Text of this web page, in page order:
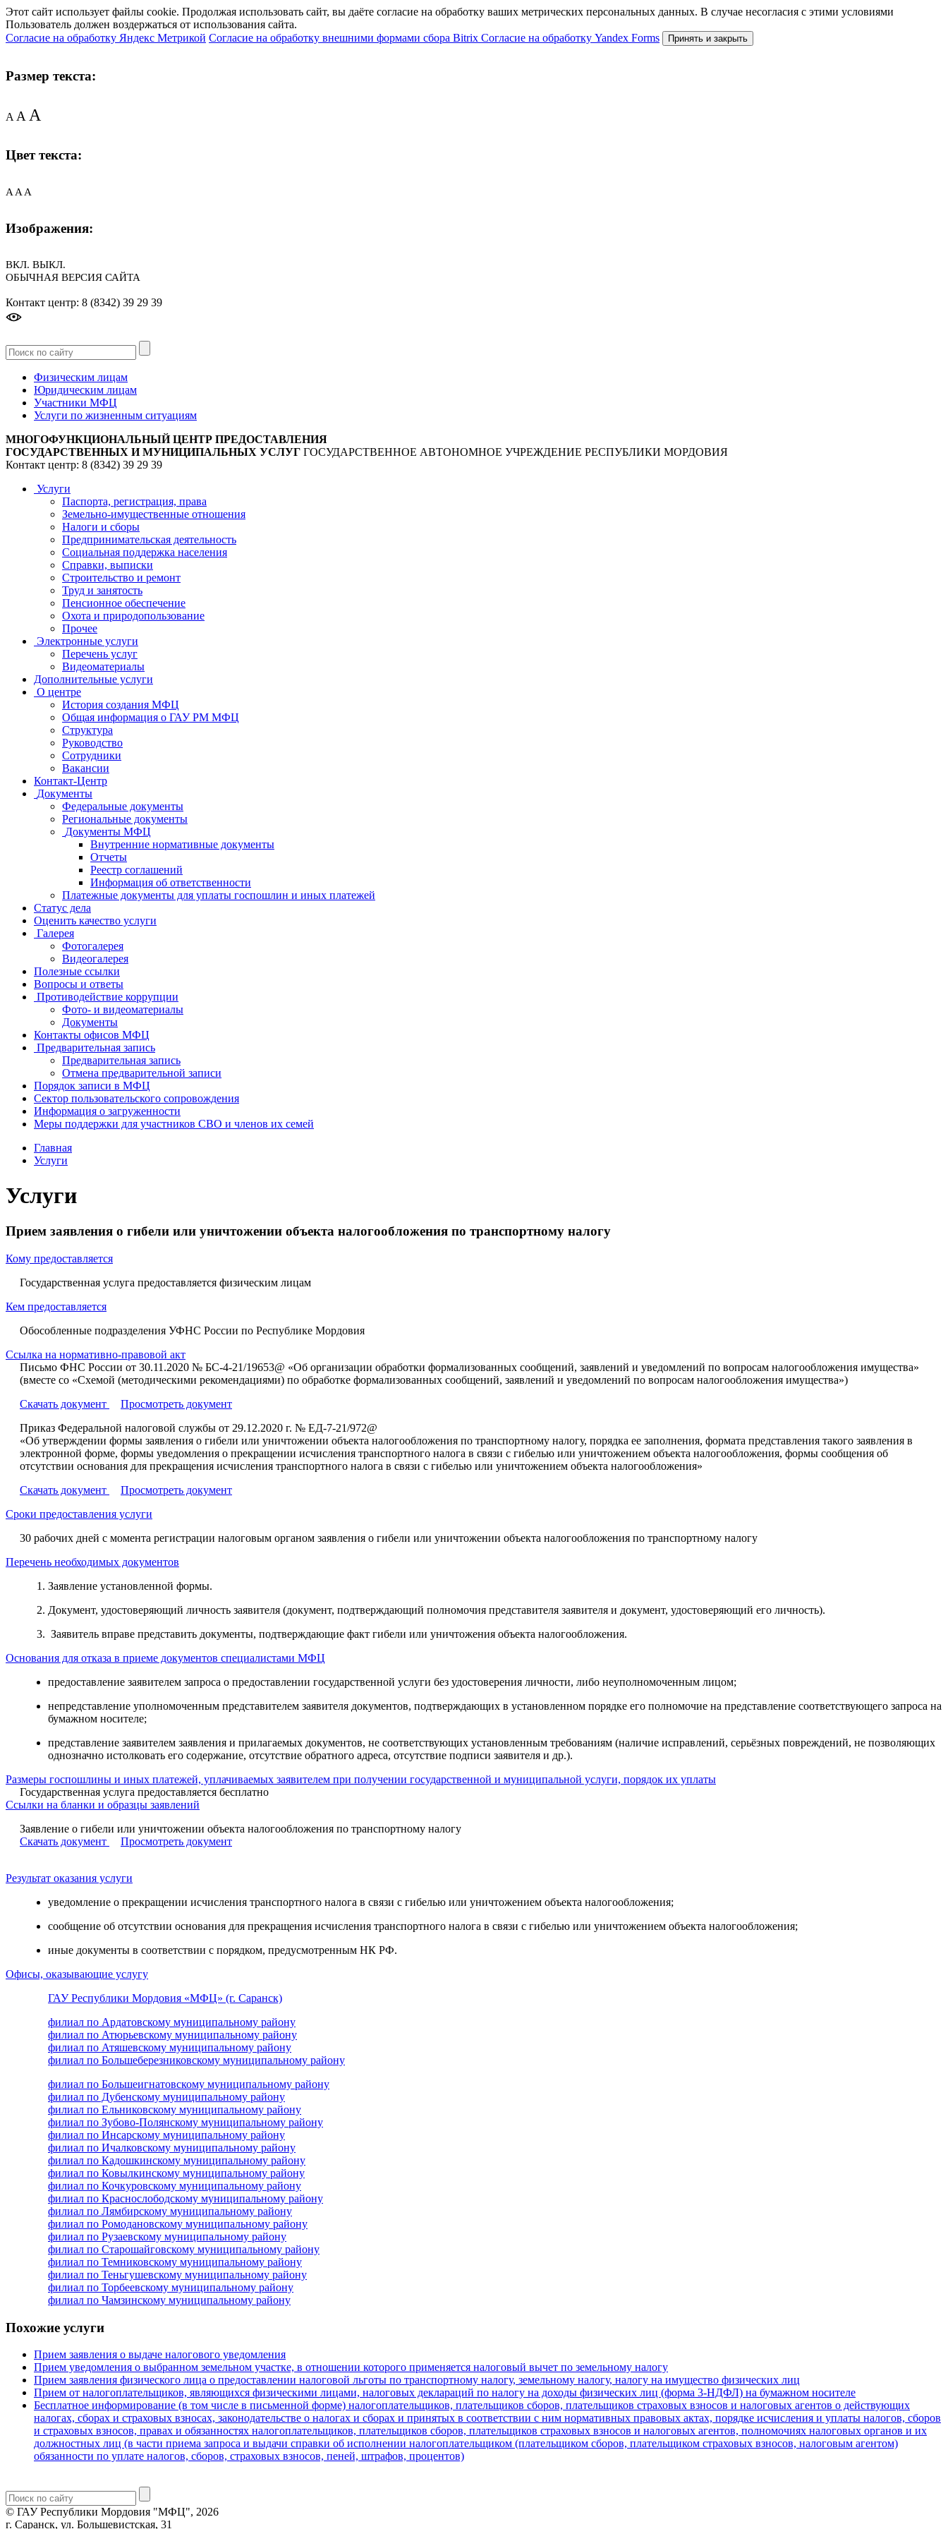
Этот сайт использует файлы cookie. Продолжая использовать сайт, вы даёте согласие на обработку ваших метрических персональных данных. В случае несогласия с этими условиями
Пользователь должен воздержаться от использования сайта.
Согласие на обработку Яндекс Метрикой Согласие на обработку внешними формами сбора Bitrix Согласие на обработку Yandex Forms Принять и закрыть
Размер текста:
AAA
Цвет текста:
A A A
Изображения:
ВКЛ. ВЫКЛ.
ОБЫЧНАЯ ВЕРСИЯ САЙТА
Контакт центр: 8 (8342) 39 29 39
Физическим лицам
Юридическим лицам
Участники МФЦ
Услуги по жизненным ситуациям
МНОГОФУНКЦИОНАЛЬНЫЙ ЦЕНТР ПРЕДОСТАВЛЕНИЯ
ГОСУДАРСТВЕННЫХ И МУНИЦИПАЛЬНЫХ УСЛУГ ГОСУДАРСТВЕННОЕ АВТОНОМНОЕ УЧРЕЖДЕНИЕ РЕСПУБЛИКИ МОРДОВИЯ
Контакт центр: 8 (8342) 39 29 39
Услуги
Паспорта, регистрация, права
Земельно-имущественные отношения
Налоги и сборы
Предпринимательская деятельность
Социальная поддержка населения
Справки, выписки
Строительство и ремонт
Труд и занятость
Пенсионное обеспечение
Охота и природопользование
Прочее
Электронные услуги
Перечень услуг
Видеоматериалы
Дополнительные услуги
О центре
История создания МФЦ
Общая информация о ГАУ РМ МФЦ
Структура
Руководство
Сотрудники
Вакансии
Контакт-Центр
Документы
Федеральные документы
Региональные документы
Документы МФЦ
Внутренние нормативные документы
Отчеты
Реестр соглашений
Информация об ответственности
Платежные документы для уплаты госпошлин и иных платежей
Статус дела
Оценить качество услуги
Галерея
Фотогалерея
Видеогалерея
Полезные ссылки
Вопросы и ответы
Противодействие коррупции
Фото- и видеоматериалы
Документы
Контакты офисов МФЦ
Предварительная запись
Предварительная запись
Отмена предварительной записи
Порядок записи в МФЦ
Сектор пользовательского сопровождения
Информация о загруженности
Меры поддержки для участников СВО и членов их семей
Главная
Услуги
Услуги
Прием заявления о гибели или уничтожении объекта налогообложения по транспортному налогу
Кому предоставляется
Государственная услуга предоставляется физическим лицам
Кем предоставляется
Обособленные подразделения УФНС России по Республике Мордовия
Ссылка на нормативно-правовой акт
Письмо ФНС России от 30.11.2020 № БС-4-21/19653@ «Об организации обработки формализованных сообщений, заявлений и уведомлений по вопросам налогообложения имущества»
(вместе со «Схемой (методическими рекомендациями) по обработке формализованных сообщений, заявлений и уведомлений по вопросам налогообложения имущества»)
Скачать документ
Просмотреть документ
Приказ Федеральной налоговой службы от 29.12.2020 г. № ЕД-7-21/972@
«Об утверждении формы заявления о гибели или уничтожении объекта налогообложения по транспортному налогу, порядка ее заполнения, формата представления такого заявления в
электронной форме, формы уведомления о прекращении исчисления транспортного налога в связи с гибелью или уничтожением объекта налогообложения, формы сообщения об
отсутствии основания для прекращения исчисления транспортного налога в связи с гибелью или уничтожением объекта налогообложения»
Скачать документ
Просмотреть документ
Сроки предоставления услуги
30 рабочих дней с момента регистрации налоговым органом заявления о гибели или уничтожении объекта налогообложения по транспортному налогу
Перечень необходимых документов
Заявление установленной формы.
Документ, удостоверяющий личность заявителя (документ, подтверждающий полномочия представителя заявителя и документ, удостоверяющий его личность).
Заявитель вправе представить документы, подтверждающие факт гибели или уничтожения объекта налогообложения.
Основания для отказа в приеме документов специалистами МФЦ
предоставление заявителем запроса о предоставлении государственной услуги без удостоверения личности, либо неуполномоченным лицом;
непредставление уполномоченным представителем заявителя документов, подтверждающих в установленном порядке его полномочие на представление соответствующего запроса на
бумажном носителе;
представление заявителем заявления и прилагаемых документов, не соответствующих установленным требованиям (наличие исправлений, серьёзных повреждений, не позволяющих
однозначно истолковать его содержание, отсутствие обратного адреса, отсутствие подписи заявителя и др.).
Размеры госпошлины и иных платежей, уплачиваемых заявителем при получении государственной и муниципальной услуги, порядок их уплаты
Государственная услуга предоставляется бесплатно
Ссылки на бланки и образцы заявлений
Заявление о гибели или уничтожении объекта налогообложения по транспортному налогу
Скачать документ
Просмотреть документ
Результат оказания услуги
уведомление о прекращении исчисления транспортного налога в связи с гибелью или уничтожением объекта налогообложения;
сообщение об отсутствии основания для прекращения исчисления транспортного налога в связи с гибелью или уничтожением объекта налогообложения;
иные документы в соответствии с порядком, предусмотренным НК РФ.
Офисы, оказывающие услугу
ГАУ Республики Мордовия «МФЦ» (г. Саранск)
филиал по Ардатовскому муниципальному району
филиал по Атюрьевскому муниципальному району
филиал по Атяшевскому муниципальному району
филиал по Большеберезниковскому муниципальному району
филиал по Большеигнатовскому муниципальному району
филиал по Дубенскому муниципальному району
филиал по Ельниковскому муниципальному району
филиал по Зубово-Полянскому муниципальному району
филиал по Инсарскому муниципальному району
филиал по Ичалковскому муниципальному району
филиал по Кадошкинскому муниципальному району
филиал по Ковылкинскому муниципальному району
филиал по Кочкуровскому муниципальному району
филиал по Краснослободскому муниципальному району
филиал по Лямбирскому муниципальному району
филиал по Ромодановскому муниципальному району
филиал по Рузаевскому муниципальному району
филиал по Старошайговскому муниципальному району
филиал по Темниковскому муниципальному району
филиал по Теньгушевскому муниципальному району
филиал по Торбеевскому муниципальному району
филиал по Чамзинскому муниципальному району
Похожие услуги
Прием заявления о выдаче налогового уведомления
Прием уведомления о выбранном земельном участке, в отношении которого применяется налоговый вычет по земельному налогу
Прием заявления физического лица о предоставлении налоговой льготы по транспортному налогу, земельному налогу, налогу на имущество физических лиц
Прием от налогоплательщиков, являющихся физическими лицами, налоговых деклараций по налогу на доходы физических лиц (форма 3-НДФЛ) на бумажном носителе
Бесплатное информирование (в том числе в письменной форме) налогоплательщиков, плательщиков сборов, плательщиков страховых взносов и налоговых агентов о действующих
налогах, сборах и страховых взносах, законодательстве о налогах и сборах и принятых в соответствии с ним нормативных правовых актах, порядке исчисления и уплаты налогов, сборов
и страховых взносов, правах и обязанностях налогоплательщиков, плательщиков сборов, плательщиков страховых взносов и налоговых агентов, полномочиях налоговых органов и их
должностных лиц (в части приема запроса и выдачи справки об исполнении налогоплательщиком (плательщиком сборов, плательщиком страховых взносов, налоговым агентом)
обязанности по уплате налогов, сборов, страховых взносов, пеней, штрафов, процентов)
© ГАУ Республики Мордовия "МФЦ", 2026
г. Саранск, ул. Большевистская, 31